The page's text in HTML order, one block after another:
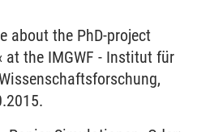
about the PhD-project
at the IMGWF - Institut für